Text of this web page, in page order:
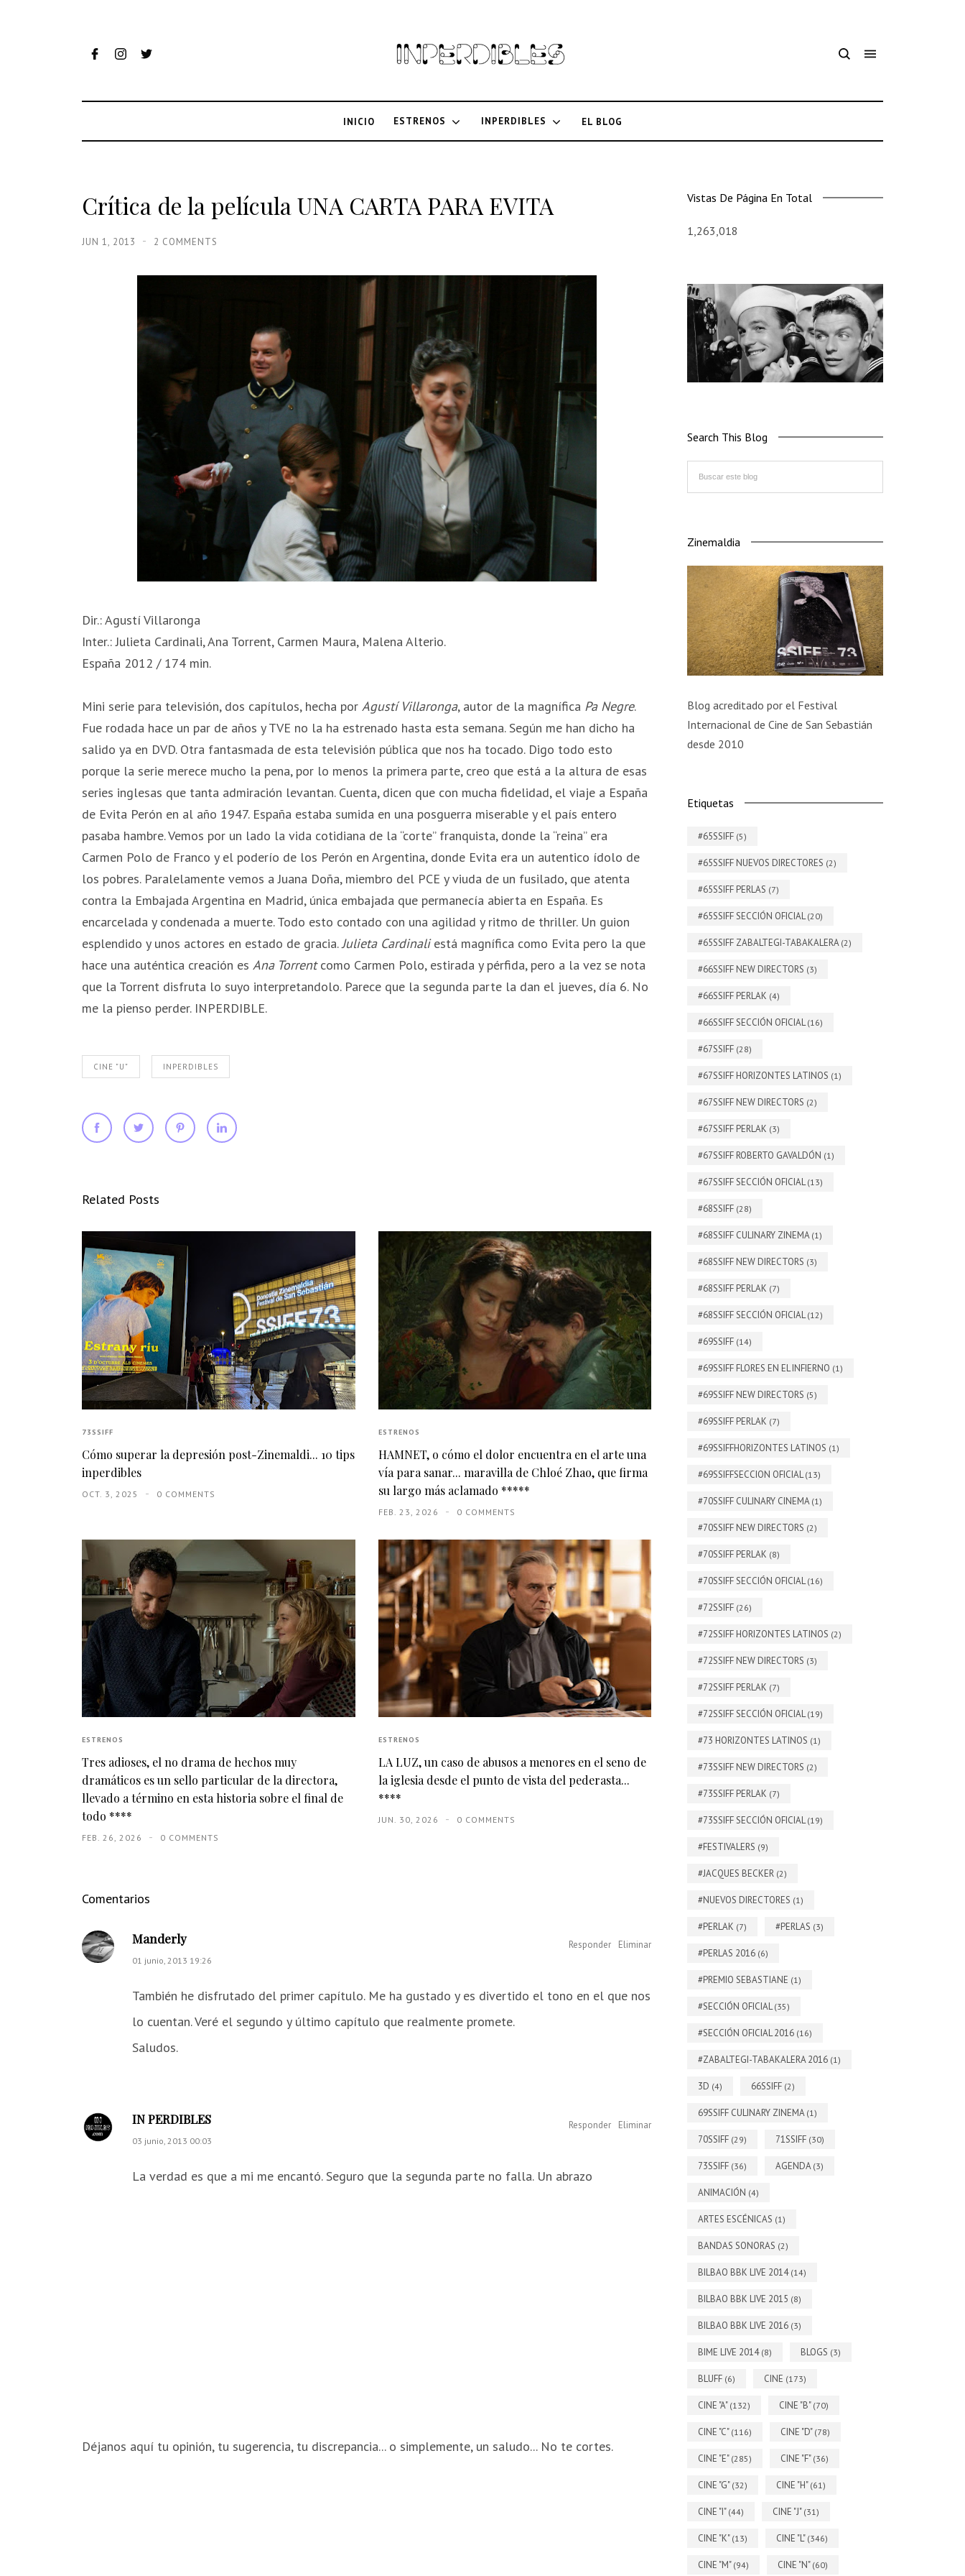
INICIO ESTRENOS INPERDIBLES EL BLOG
Crítica de la película UNA CARTA PARA EVITA
JUN 1, 2013 2 COMMENTS
Dir.: Agustí Villaronga
Inter.: Julieta Cardinali, Ana Torrent, Carmen Maura, Malena Alterio.
España 2012 / 174 min.
Mini serie para televisión, dos capítulos, hecha por Agustí Villaronga, autor de la magnífica Pa Negre.
Fue rodada hace un par de años y TVE no la ha estrenado hasta esta semana. Según me han dicho ha
salido ya en DVD. Otra fantasmada de esta televisión pública que nos ha tocado. Digo todo esto
porque la serie merece mucho la pena, por lo menos la primera parte, creo que está a la altura de esas
series inglesas que tanta admiración levantan. Cuenta, dicen que con mucha fidelidad, el viaje a España
de Evita Perón en al año 1947. España estaba sumida en una posguerra miserable y el país entero
pasaba hambre. Vemos por un lado la vida cotidiana de la “corte” franquista, donde la “reina” era
Carmen Polo de Franco y el poderío de los Perón en Argentina, donde Evita era un autentico ídolo de
los pobres. Paralelamente vemos a Juana Doña, miembro del PCE y viuda de un fusilado, que atenta
contra la Embajada Argentina en Madrid, única embajada que permanecía abierta en España. Es
encarcelada y condenada a muerte. Todo esto contado con una agilidad y ritmo de thriller. Un guion
esplendido y unos actores en estado de gracia.Julieta Cardinaliestá magnífica como Evita pero la que
hace una auténtica creación es Ana Torrentcomo Carmen Polo, estirada y pérfida, pero a la vez se nota
que la Torrent disfruta lo suyo interpretandolo. Parece que la segunda parte la dan el jueves, día 6. No
me la pienso perder. INPERDIBLE.
CINE "U" INPERDIBLES
Related Posts
73SSIFF
Cómo superar la depresión post-Zinemaldi... 10 tips
inperdibles
OCT. 3, 2025 0 COMMENTS
ESTRENOS
HAMNET, o cómo el dolor encuentra en el arte una
vía para sanar... maravilla de Chloé Zhao, que firma
su largo más aclamado *****
FEB. 23, 2026 0 COMMENTS
ESTRENOS
Tres adioses, el no drama de hechos muy
dramáticos es un sello particular de la directora,
llevado a término en esta historia sobre el final de
todo ****
FEB. 26, 2026 0 COMMENTS
ESTRENOS
LA LUZ, un caso de abusos a menores en el seno de
la iglesia desde el punto de vista del pederasta...
****
JUN. 30, 2026 0 COMMENTS
Comentarios
Manderly
01 junio, 2013 19:26
También he disfrutado del primer capítulo. Me ha gustado y es divertido el tono en el que nos
lo cuentan. Veré el segundo y último capítulo que realmente promete.
Saludos.
Responder Eliminar
IN PERDIBLES
03 junio, 2013 00:03
La verdad es que a mi me encantó. Seguro que la segunda parte no falla. Un abrazo
Responder Eliminar
Déjanos aquí tu opinión, tu sugerencia, tu discrepancia... o simplemente, un saludo... No te cortes.
Vistas De Página En Total
1,263,018
Search This Blog
Zinemaldia
Blog acreditado por el Festival
Internacional de Cine de San Sebastián
desde 2010
Etiquetas
#65SSIFF (5)
#65SSIFF NUEVOS DIRECTORES (2)
#65SSIFF PERLAS (7)
#65SSIFF SECCIÓN OFICIAL(20)
#65SSIFF ZABALTEGI-TABAKALERA (2)
#66SSIFF NEW DIRECTORS (3)
#66SSIFF PERLAK (4)
#66SSIFF SECCIÓN OFICIAL(16)
#67SSIFF (28)
#67SSIFF HORIZONTES LATINOS (1)
#67SSIFF NEW DIRECTORS (2)
#67SSIFF PERLAK (3)
#67SSIFF ROBERTO GAVALDÓN (1)
#67SSIFF SECCIÓN OFICIAL(13)
#68SSIFF (28)
#68SSIFF CULINARY ZINEMA (1)
#68SSIFF NEW DIRECTORS (3)
#68SSIFF PERLAK (7)
#68SSIFF SECCIÓN OFICIAL(12)
#69SSIFF (14)
#69SSIFF FLORES EN EL INFIERNO (1)
#69SSIFF NEW DIRECTORS (5)
#69SSIFF PERLAK (7)
#69SSIFFHORIZONTES LATINOS (1)
#69SSIFFSECCION OFICIAL(13)
#70SSIFF CULINARY CINEMA (1)
#70SSIFF NEW DIRECTORS (2)
#70SSIFF PERLAK (8)
#70SSIFF SECCIÓN OFICIAL(16)
#72SSIFF (26)
#72SSIFF HORIZONTES LATINOS (2)
#72SSIFF NEW DIRECTORS (3)
#72SSIFF PERLAK (7)
#72SSIFF SECCIÓN OFICIAL(19)
#73 HORIZONTES LATINOS (1)
#73SSIFF NEW DIRECTORS (2)
#73SSIFF PERLAK (7)
#73SSIFF SECCIÓN OFICIAL(19)
#FESTIVALERS (9)
#JACQUES BECKER (2)
#NUEVOS DIRECTORES (1)
#PERLAK (7) #PERLAS (3)
#PERLAS 2016 (6)
#PREMIO SEBASTIANE (1)
#SECCIÓN OFICIAL(35)
#SECCIÓN OFICIAL 2016 (16)
#ZABALTEGI-TABAKALERA 2016 (1)
3D (4) 66SSIFF (2)
69SSIFF CULINARY ZINEMA (1)
70SSIFF (29) 71SSIFF (30)
73SSIFF (36) AGENDA (3)
ANIMACIÓN (4)
ARTES ESCÉNICAS (1)
BANDAS SONORAS (2)
BILBAO BBK LIVE 2014 (14)
BILBAO BBK LIVE 2015 (8)
BILBAO BBK LIVE 2016 (3)
BIME LIVE 2014 (8) BLOGS (3)
BLUFF (6) CINE (173)
CINE "A" (132) CINE "B" (70)
CINE "C" (116) CINE "D" (78)
CINE "E" (285) CINE "F" (36)
CINE "G" (32) CINE "H" (61)
CINE "I" (44) CINE "J" (31)
CINE "K" (13) CINE "L" (346)
CINE "M" (94) CINE "N" (60)